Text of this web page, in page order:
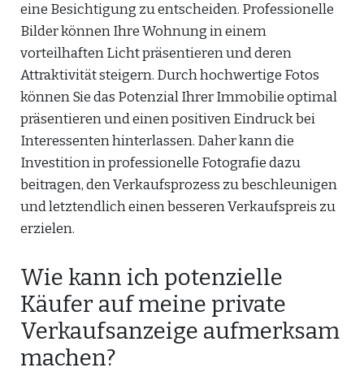
eine Besichtigung zu entscheiden. Professionelle
Bilder können Ihre Wohnung in einem
vorteilhaften Licht präsentieren und deren
Attraktivität steigern. Durch hochwertige Fotos
können Sie das Potenzial Ihrer Immobilie optimal
präsentieren und einen positiven Eindruck bei
Interessenten hinterlassen. Daher kann die
Investition in professionelle Fotografie dazu
beitragen, den Verkaufsprozess zu beschleunigen
und letztendlich einen besseren Verkaufspreis zu
erzielen.
Wie kann ich potenzielle
Käufer auf meine private
Verkaufsanzeige aufmerksam
machen?